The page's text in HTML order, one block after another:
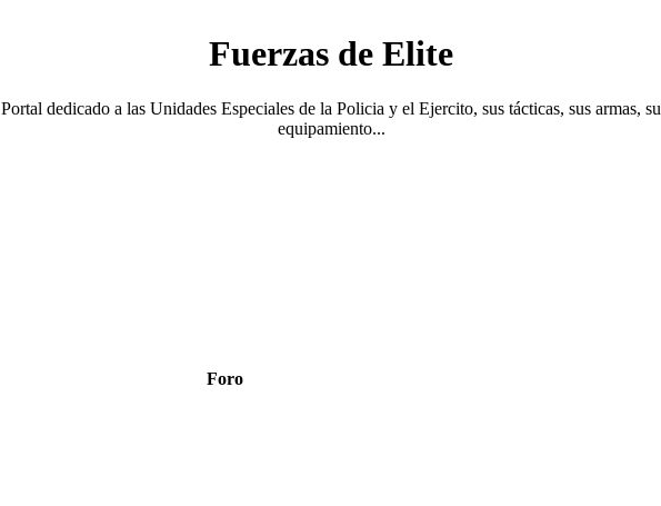
Fuerzas de Elite
Portal dedicado a las Unidades Especiales de la Policia y el Ejercito, sus tácticas, sus armas, su
equipamiento...
Foro